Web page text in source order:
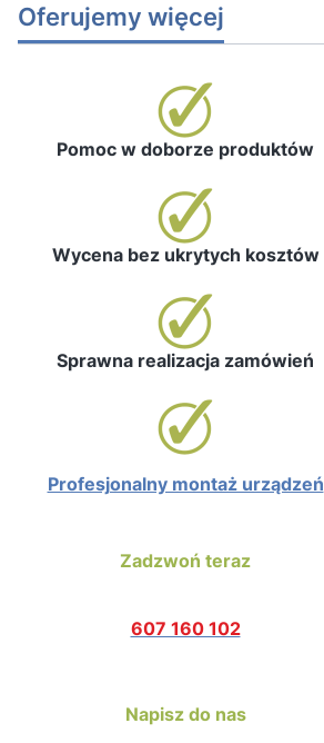
Oferujemy więcej
Pomoc w doborze produktów
Wycena bez ukrytych kosztów
Sprawna realizacja zamówień
Profesjonalny montaż urządzeń
Zadzwoń teraz
607 160 102
Napisz do nas